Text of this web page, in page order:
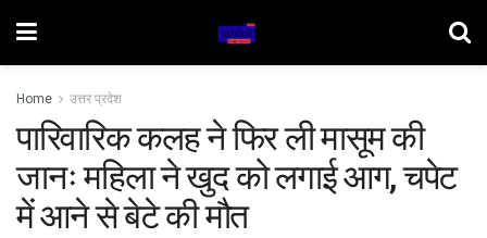
Home उत्तर प्रदेश
पारिवारिक कलह ने फिर ली मासूम की
जानः महिला ने खुद को लगाई आग, चपेट
में आने से बेटे की मौत